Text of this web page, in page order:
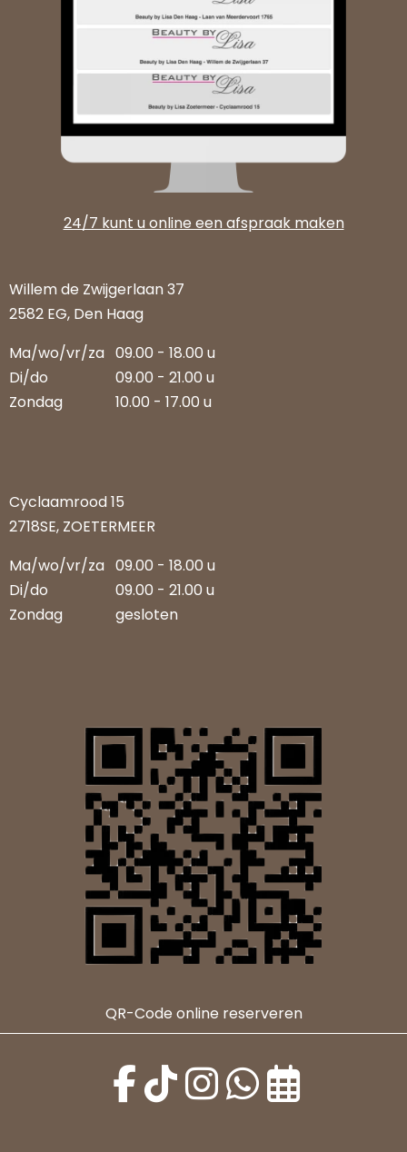
24/7 kunt u online een afspraak maken
Willem de Zwijgerlaan 37
2582 EG, Den Haag
Ma/wo/vr/za 09.00 - 18.00 u
Di/do
09.00 - 21.00 u
Zondag
10.00 - 17.00 u
Cyclaamrood 15
2718SE, ZOETERMEER
Ma/wo/vr/za 09.00 - 18.00 u
Di/do
09.00 - 21.00 u
Zondag
gesloten
QR-Code online reserveren